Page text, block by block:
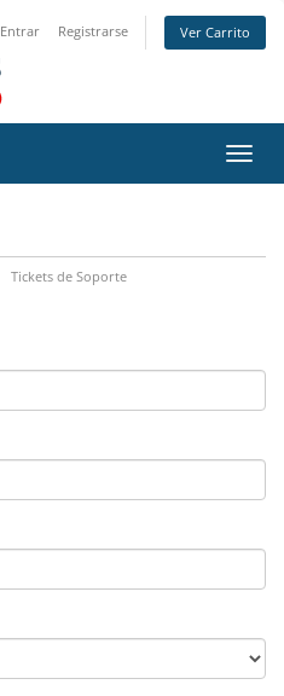
Entrar Registrarse Ver Carrito
Tickets de Soporte